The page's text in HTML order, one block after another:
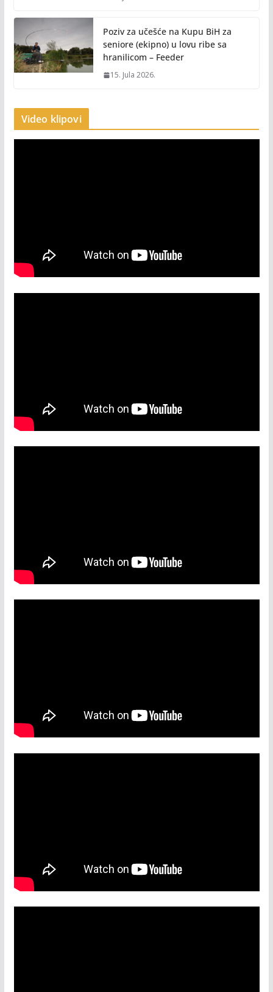
Poziv za učešće na Kupu BiH za
seniore (ekipno) u lovu ribe sa
hranilicom – Feeder
15. Jula 2026.
Video klipovi